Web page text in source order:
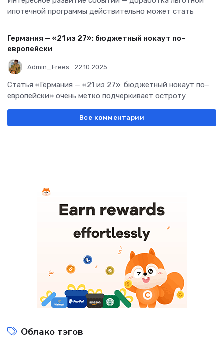
ипотечной программы действительно может стать
Германия — «21 из 27»: бюджетный нокаут по–
европейски
Admin_Frees 22.10.2025
Статья «Германия — «21 из 27»: бюджетный нокаут по–
европейски» очень метко подчеркивает остроту
Все комментарии
Облако тэгов